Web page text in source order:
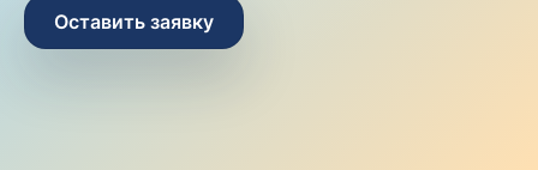
Оставить заявку